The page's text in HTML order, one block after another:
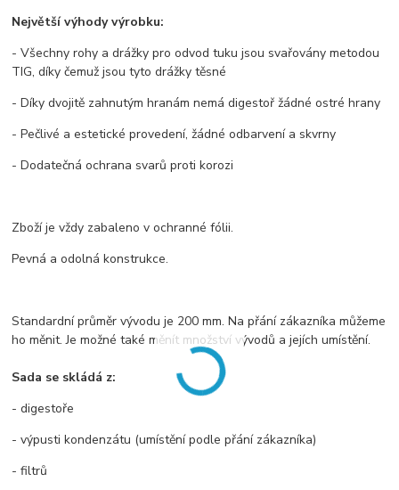
Největší výhody výrobku:
- Všechny rohy a drážky pro odvod tuku jsou svařovány metodou
TIG, díky čemuž jsou tyto drážky těsné
- Díky dvojitě zahnutým hranám nemá digestoř žádné ostré hrany
- Pečlivé a estetické provedení, žádné odbarvení a skvrny
- Dodatečná ochrana svarů proti korozi
Zboží je vždy zabaleno v ochranné fólii.
Pevná a odolná konstrukce.
Standardní průměr vývodu je 200 mm. Na přání zákazníka můžeme
ho měnit. Je možné také měnít množství vývodů a jejích umístění.
Sada se skládá z:
- digestoře
- výpusti kondenzátu (umístění podle přání zákazníka)
- filtrů